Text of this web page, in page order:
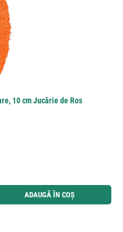
10 cm Jucărie de Ros
butoanele pentru a mări sau micșora
ADAUGĂ ÎN COȘ